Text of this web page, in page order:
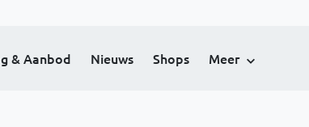
& Aanbod Nieuws Shops Meer